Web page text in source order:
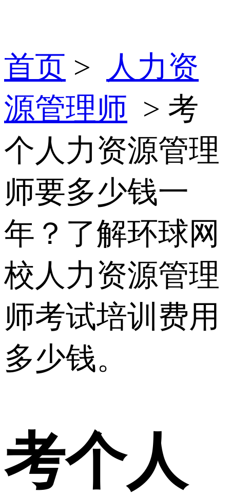
首页 >
人力资
源管理师 > 考
个人力资源管理
师要多少钱一
年？了解环球网
校人力资源管理
师考试培训费用
多少钱。
考个人